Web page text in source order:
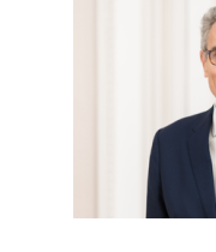
président
Conseil